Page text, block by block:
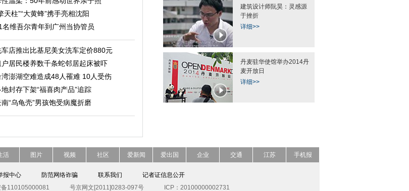
天柱”“大黄蜂”携手亮相沈阳
名维吾尔青年到广州当协管员
车店推出比基尼美女洗车定价880元
户居民楼养数千条蛇邻居起床被吓
湾澎湖空难造成48人罹难 10人受伤
地封存下架“福喜肉产品”追踪
南“乌龟壳”男孩饱受病魔折磨
建筑设计师阮昊：灵感源
于挫折
详细>>
丹麦驻华使馆举办2014丹
麦开放日
详细>>
活 图片 视频 社区 爱新闻 爱出国 企业 交通 江苏 手机报
报中心 防范网络诈骗 联系我们
记者证信息公开
110105000081 号京网文[2011]0283-097号 ICP：20100000002731